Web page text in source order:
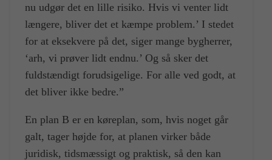
nu udgør det en lille risiko. Hvis vi venter lidt
længere, bliver det et kæmpe problem.’ I stedet
for at eksekvere på det, siger mange bygherrer,
‘arh, vi prøver lidt endnu.’ Og så sker det
fuldstændigt forudsigelige. For alle ved godt, at
det bliver ikke bedre.”
En plan B er en køreplan, som, hvis noget går
galt, tager højde for, at planen virker både
juridisk, tidsmæssigt og praktisk, så den kan